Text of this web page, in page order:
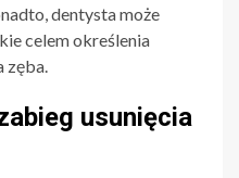
dentysta może
celem określenia
zęba.
usunięcia